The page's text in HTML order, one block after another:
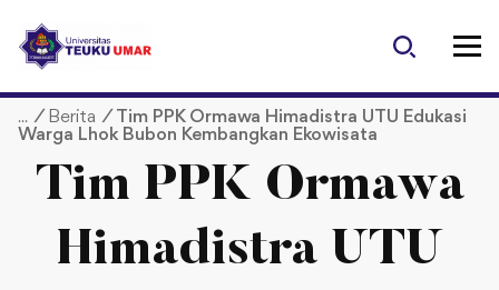
p
/ Berita / Tim PPK Ormawa Himadistra UTU Edukasi
Warga Lhok Bubon Kembangkan Ekowisata
Tim PPK Ormawa
Himadistra UTU